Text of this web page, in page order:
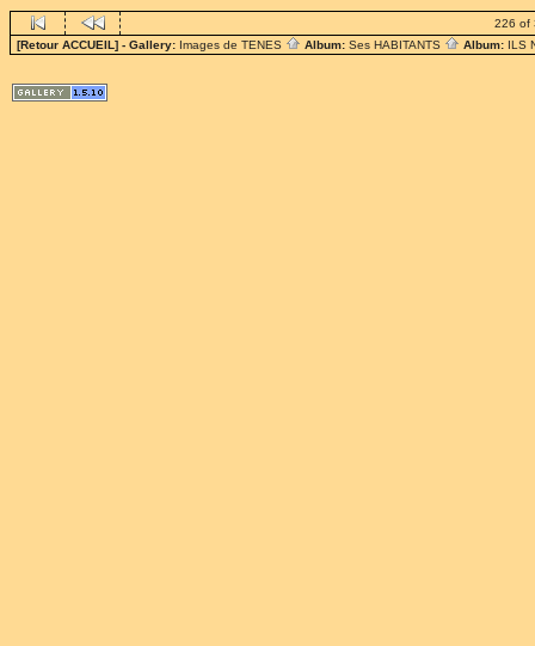
226 of
[Retour ACCUEIL] - Gallery: Images de TENES Album: Ses HABITANTS Album: ILS